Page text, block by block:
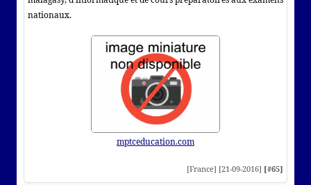
nationaux.
mptceducation.com
[France] [21-09-2016] [#65]